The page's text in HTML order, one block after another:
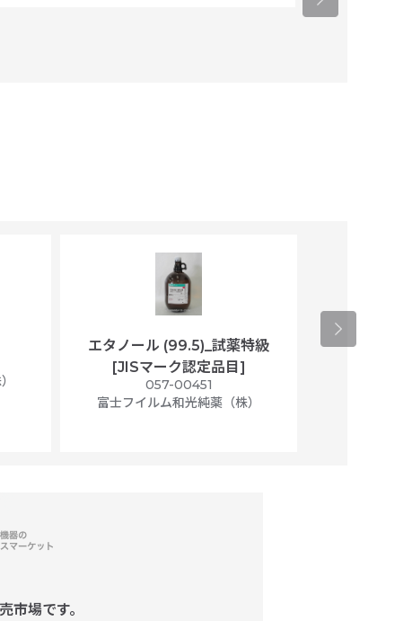
エタノール (99.5)_試薬特級
[JISマーク認定品目]
057-00451
富士フイルム和光純薬（株）
アセトニト
市場です。